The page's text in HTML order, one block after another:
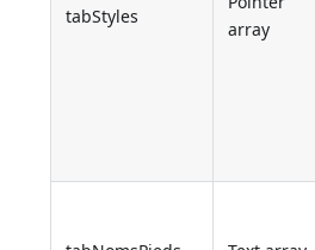
tabStyles
array